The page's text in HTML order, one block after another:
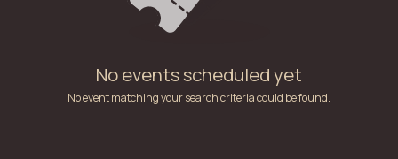
No events scheduled yet
No event matching your search criteria could be found.